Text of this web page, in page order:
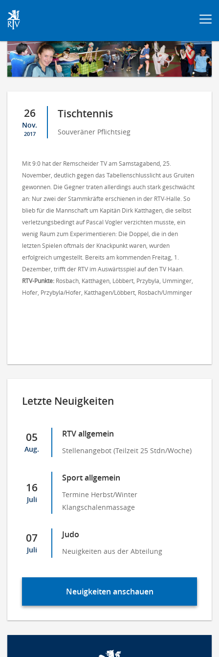
26
Nov.
2017
Tischtennis
Souveräner Pflichtsieg
Mit 9:0 hat der Remscheider TV am Samstagabend, 25.
November, deutlich gegen das Tabellenschlusslicht aus Gruiten
gewonnen. Die Gegner traten allerdings auch stark geschwächt
an: Nur zwei der Stammkräfte erschienen in der RTV-Halle. So
blieb für die Mannschaft um Kapitän Dirk Katthagen, die selbst
verletzungsbedingt auf Pascal Vogler verzichten musste, ein
wenig Raum zum Experimentieren: Die Doppel, die in den
letzten Spielen oftmals der Knackpunkt waren, wurden
erfolgreich umgestellt. Bereits am kommenden Freitag, 1.
Dezember, trifft der RTV im Auswärtsspiel auf den TV Haan.
RTV-Punkte: Rosbach, Katthagen, Löbbert, Przybyla, Umminger,
Hofer, Przybyla/Hofer, Katthagen/Löbbert, Rosbach/Umminger
Letzte Neuigkeiten
05
Aug.
RTV allgemein
Stellenangebot (Teilzeit 25 Stdn/Woche)
16
Juli
Sport allgemein
Termine Herbst/Winter
Klangschalenmassage
07
Juli
Judo
Neuigkeiten aus der Abteilung
Neuigkeiten anschauen